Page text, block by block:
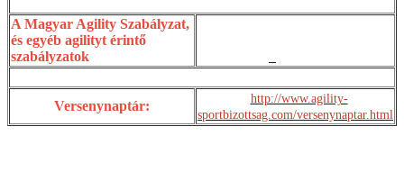
A Magyar Agility Szabályzat,
és egyéb agilityt érintő
szabályzatok
Versenynaptár:
http://www.agility-
sportbizottsag.com/versenynaptar.html